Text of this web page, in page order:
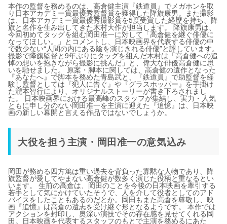
本作の監督を務めるのは、高倉健主演『鉄道員』でメガホンを取
り日本アカデミー賞最優秀監督賞を獲得した降旗康男。また撮影
は、日本アカデミー賞最優秀撮影賞を5度受賞した経歴を持ち、降
旗と名作を生み出してきた木村大作が担当します。 降旗康男は、
今回初めてタッグを組む岡田准一に対して「高倉健を継ぐ俳優に
なってほしい。」とコメントし、日本映画界を代表する俳優の中
で数少ない“人間の内にある陰を演じきれる俳優”と評しています。
撮影で降旗監督と9年ぶりにタッグを組んだ木村は「高倉健への追
悼の想いを抱きながら撮影に挑んだ」と、偉大な俳優高倉健に思
いを馳せました。 原案・脚本に関しては、高倉健の遺作となった
『あなたへ』で脚本を務めた青島武と、『鉄道員』で助監督を経
験し監督としては『犯人に告ぐ』や『グラスホッパー』を手掛け
た瀧本智行により、オリジナルストーリーが書き下ろされまし
た。 日本映画界における最高峰のスタッフが集結し、実力・人気
ともに申し分のない岡田准一を主演に迎えた『追憶』は、日本映
画の新しい幕開と言える作品ではないでしょうか。
大役を担う主演・岡田准一の意気込み
岡田が務める四方篤は重い過去を背負った寡黙な人物であり、降
旗監督が愛してやまない高倉健が数多く演じた役柄と重なるとい
います。 生前の高倉は、岡田のことを今後の日本映画を牽引する
若手として気にかけていたそうで、人を介して役者としてのアド
バイスをしたこともあるのだとか。岡田もまた高倉を尊敬し、映
画『追憶』は高倉の遺志を受け継ぐ形となるようです。 本作では
アクションを封印し、奥深い演技でその存在感を見せてくれる岡
田。日本映画を代表するスタッフのもとで主演を務めるにあた